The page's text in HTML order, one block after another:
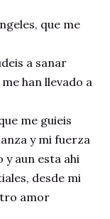
que me
a sanar
han llevado a
me guieis
y mi fuerza
aun esta ahi
desde mi
amor